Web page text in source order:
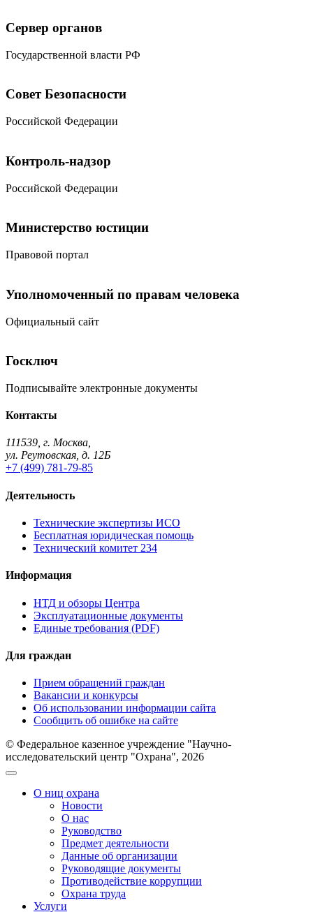
Сервер органов
Государственной власти РФ
Совет Безопасности
Российской Федерации
Контроль-надзор
Российской Федерации
Министерство юстиции
Правовой портал
Уполномоченный по правам человека
Официальный сайт
Госключ
Подписывайте электронные документы
Контакты
111539, г. Москва,
ул. Реутовская, д. 12Б
+7 (499) 781-79-85
Деятельность
Технические экспертизы ИСО
Бесплатная юридическая помощь
Технический комитет 234
Информация
НТД и обзоры Центра
Эксплуатационные документы
Единые требования (PDF)
Для граждан
Прием обращений граждан
Вакансии и конкурсы
Об использовании информации сайта
Сообщить об ошибке на сайте
© Федеральное казенное учреждение "Научно-
исследовательский центр "Охрана", 2026
О ниц охрана
Новости
О нас
Руководство
Предмет деятельности
Данные об организации
Руководящие документы
Противодействие коррупции
Охрана труда
Услуги